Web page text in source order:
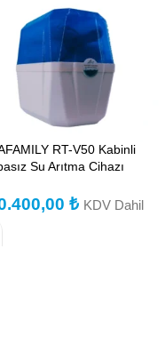
RT-V50 Kabinli
Su Arıtma Cihazı
₺ KDV Dahil